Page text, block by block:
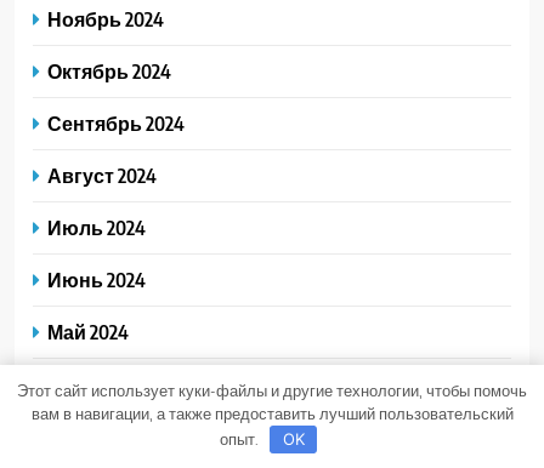
Ноябрь 2024
Октябрь 2024
Сентябрь 2024
Август 2024
Июль 2024
Июнь 2024
Май 2024
Апрель 2024
Этот сайт использует куки-файлы и другие технологии, чтобы помочь
вам в навигации, а также предоставить лучший пользовательский
опыт.
OK